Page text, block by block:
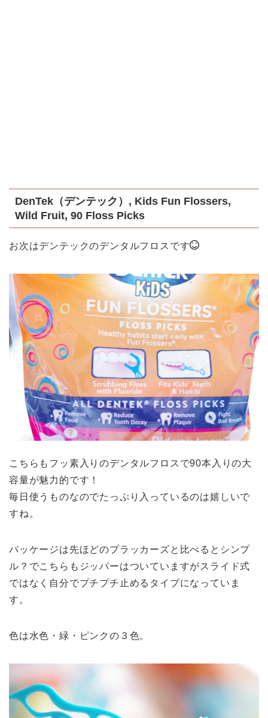
DenTek（デンテック）, Kids Fun Flossers,
Wild Fruit, 90 Floss Picks
お次はデンテックのデンタルフロスです
こちらもフッ素入りのデンタルフロスで90本入りの大
容量が魅力的です！
毎日使うものなのでたっぷり入っているのは嬉しいで
すね。
パッケージは先ほどのプラッカーズと比べるとシンプ
ル？でこちらもジッパーはついていますがスライド式
ではなく自分でプチプチ止めるタイプになっていま
す。
色は水色・緑・ピンクの３色。